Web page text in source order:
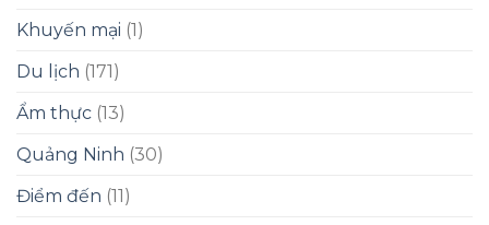
Khuyến mại (1)
Du lịch (171)
Ẩm thực (13)
Quảng Ninh (30)
Điểm đến (11)